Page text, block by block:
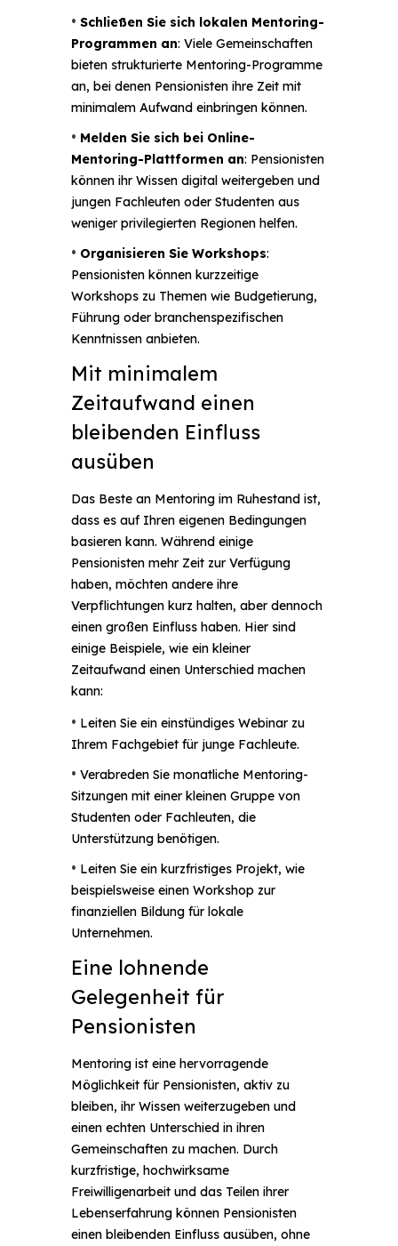
• Schließen Sie sich lokalen Mentoring-
Programmen an: Viele Gemeinschaften
bieten strukturierte Mentoring-Programme
an, bei denen Pensionisten ihre Zeit mit
minimalem Aufwand einbringen können.
• Melden Sie sich bei Online-
Mentoring-Plattformen an: Pensionisten
können ihr Wissen digital weitergeben und
jungen Fachleuten oder Studenten aus
weniger privilegierten Regionen helfen.
• Organisieren Sie Workshops:
Pensionisten können kurzzeitige
Workshops zu Themen wie Budgetierung,
Führung oder branchenspezifischen
Kenntnissen anbieten.
Mit minimalem
Zeitaufwand einen
bleibenden Einfluss
ausüben
Das Beste an Mentoring im Ruhestand ist,
dass es auf Ihren eigenen Bedingungen
basieren kann. Während einige
Pensionisten mehr Zeit zur Verfügung
haben, möchten andere ihre
Verpflichtungen kurz halten, aber dennoch
einen großen Einfluss haben. Hier sind
einige Beispiele, wie ein kleiner
Zeitaufwand einen Unterschied machen
kann:
• Leiten Sie ein einstündiges Webinar zu
Ihrem Fachgebiet für junge Fachleute.
• Verabreden Sie monatliche Mentoring-
Sitzungen mit einer kleinen Gruppe von
Studenten oder Fachleuten, die
Unterstützung benötigen.
• Leiten Sie ein kurzfristiges Projekt, wie
beispielsweise einen Workshop zur
finanziellen Bildung für lokale
Unternehmen.
Eine lohnende
Gelegenheit für
Pensionisten
Mentoring ist eine hervorragende
Möglichkeit für Pensionisten, aktiv zu
bleiben, ihr Wissen weiterzugeben und
einen echten Unterschied in ihren
Gemeinschaften zu machen. Durch
kurzfristige, hochwirksame
Freiwilligenarbeit und das Teilen ihrer
Lebenserfahrung können Pensionisten
einen bleibenden Einfluss ausüben, ohne